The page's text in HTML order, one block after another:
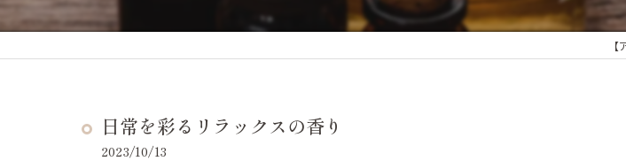
日常を彩るリラックスの香り
2023/10/13